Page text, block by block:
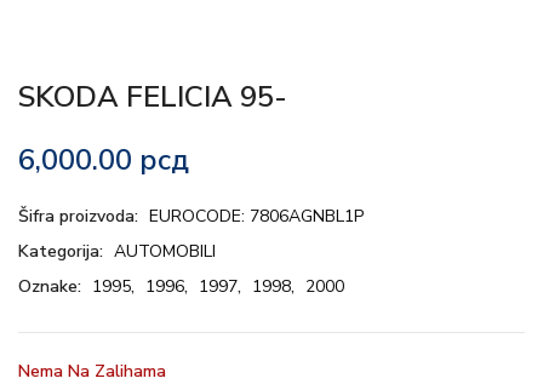
SKODA FELICIA 95-
6,000.00 рсд
Šifra proizvoda: EUROCODE: 7806AGNBL1P
Kategorija: AUTOMOBILI
Oznake: 1995, 1996, 1997, 1998, 2000
Nema Na Zalihama